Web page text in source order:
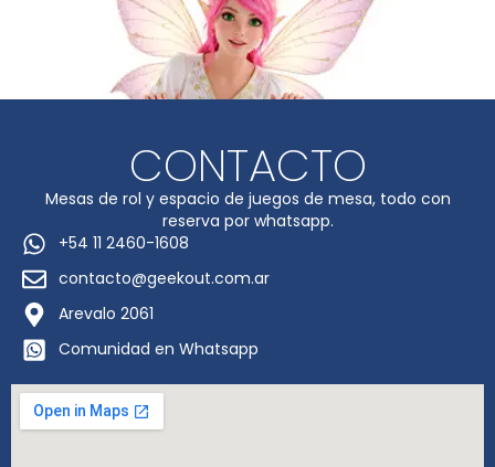
CONTACTO
Mesas de rol y espacio de juegos de mesa, todo con
reserva por whatsapp.
+54 11 2460-1608
contacto@geekout.com.ar
Arevalo 2061
Comunidad en Whatsapp